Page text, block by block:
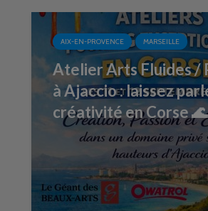
AIX-EN-PROVENCE MARSEILLE
Atelier Arts Fluides /
à Ajaccio : laissez
créativité en Corse